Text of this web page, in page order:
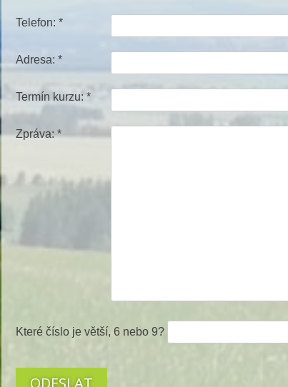
Telefon: *
Adresa: *
Termín kurzu: *
Zpráva: *
Které číslo je větší, 6 nebo 9?